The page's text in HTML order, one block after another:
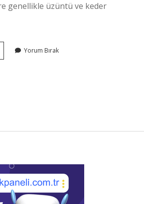
genellikle üzüntü ve keder
Yorum Bırak